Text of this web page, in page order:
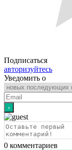
Подписаться
авторизуйтесь
Уведомить о
0 комментариев